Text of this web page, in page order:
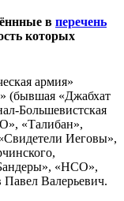
в перечень
которых
армия»
«Джабхат
Большевистская
«Талибан»,
Иеговы»,
«НСО»,
Валерьевич.